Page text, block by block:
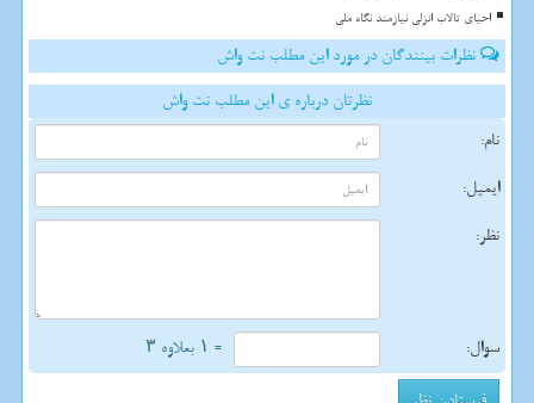
احیای تالاب انزلی نیازمند نگاه ملی
نظرات بینندگان در مورد این مطلب نت واش
نظرتان درباره ی این مطلب نت واش
نام:
ایمیل:
نظر:
سوال: = ۱ بعلاوه ۳